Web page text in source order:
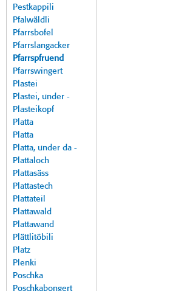
Pestkappili
Pfalwäldli
Pfarrsbofel
Pfarrslangacker
Pfarrspfruend
Pfarrswingert
Plastei
Plastei, under -
Plasteikopf
Platta
Platta
Platta, under da -
Plattaloch
Plattasäss
Plattastech
Plattateil
Plattawald
Plattawand
Plättlitöbili
Platz
Plenki
Poschka
Poschkabongert